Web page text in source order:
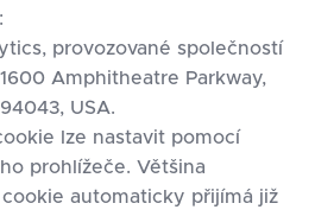
provozované společností
Amphitheatre Parkway,
USA.
lze nastavit pomocí
prohlížeče. Většina
automaticky přijímá již